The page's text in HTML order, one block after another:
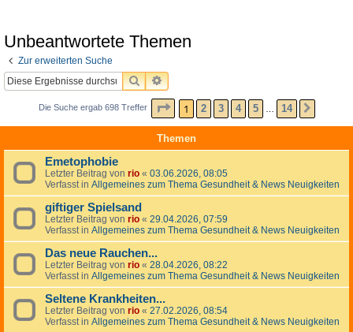
Unbeantwortete Themen
Zur erweiterten Suche
SUCHEERWEITERTE SUCHE
Die Suche ergab 698 Treffer SEITE1 VON14
1 2 3 4 5 14
Themen
Emetophobie
Letzter Beitrag von rio « 03.06.2026, 08:05
Verfasst in Allgemeines zum Thema Gesundheit & News Neuigkeiten
giftiger Spielsand
Letzter Beitrag von rio « 29.04.2026, 07:59
Verfasst in Allgemeines zum Thema Gesundheit & News Neuigkeiten
Das neue Rauchen...
Letzter Beitrag von rio « 28.04.2026, 08:22
Verfasst in Allgemeines zum Thema Gesundheit & News Neuigkeiten
Seltene Krankheiten...
Letzter Beitrag von rio « 27.02.2026, 08:54
Verfasst in Allgemeines zum Thema Gesundheit & News Neuigkeiten